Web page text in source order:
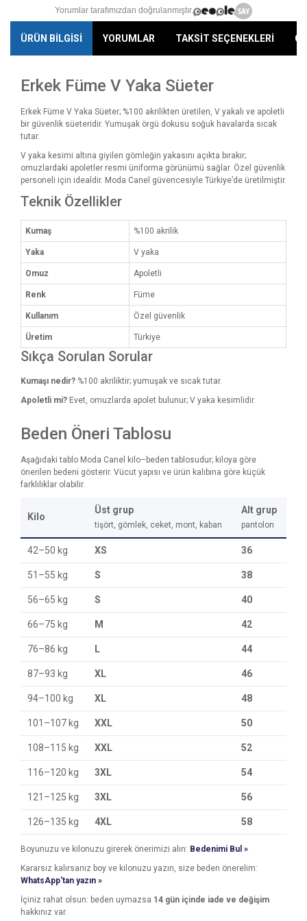
Yorumlar tarafımızdan doğrulanmıştır.
ÜRÜN BİLGİSİ YORUMLAR TAKSİT SEÇENEKLERİ
Erkek Füme V Yaka Süeter
Erkek Füme V Yaka Süeter; %100 akrilikten üretilen, V yakalı ve apoletli
bir güvenlik süeteridir. Yumuşak örgü dokusu soğuk havalarda sıcak
tutar.
V yaka kesimi altına giyilen gömleğin yakasını açıkta bırakır;
omuzlardaki apoletler resmi üniforma görünümü sağlar. Özel güvenlik
personeli için idealdir. Moda Canel güvencesiyle Türkiye’de üretilmiştir.
Teknik Özellikler
Kumaş %100 akrilik
Yaka V yaka
Omuz Apoletli
Renk Füme
Kullanım Özel güvenlik
Üretim Türkiye
Sıkça Sorulan Sorular
Kumaşı nedir? %100 akriliktir; yumuşak ve sıcak tutar.
Apoletli mi? Evet, omuzlarda apolet bulunur; V yaka kesimlidir.
Beden Öneri Tablosu
Aşağıdaki tablo Moda Canel kilo–beden tablosudur; kiloya göre
önerilen bedeni gösterir. Vücut yapısı ve ürün kalıbına göre küçük
farklılıklar olabilir.
Kilo
Üst grup
tişört, gömlek, ceket, mont, kaban
Alt grup
pantolon
42–50 kg XS 36
51–55 kg S 38
56–65 kg S 40
66–75 kg M 42
76–86 kg L 44
87–93 kg XL 46
94–100 kg XL 48
101–107 kg XXL 50
108–115 kg XXL 52
116–120 kg 3XL 54
121–125 kg 3XL 56
126–135 kg 4XL 58
Boyunuzu ve kilonuzu girerek önerimizi alın: Bedenimi Bul »
Kararsız kalırsanız boy ve kilonuzu yazın, size beden önerelim:
WhatsApp'tan yazın »
İçiniz rahat olsun: beden uymazsa 14 gün içinde iade ve değişim
hakkınız var.